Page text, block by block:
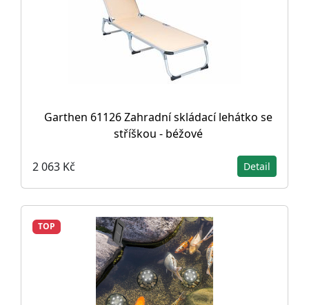
Garthen 61126 Zahradní skládací lehátko se
stříškou - béžové
2 063 Kč Detail
TOP